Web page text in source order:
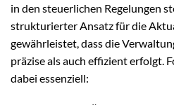
in den steuerlichen Regelungen
strukturierter Ansatz für die
gewährleistet, dass die
präzise als auch effizient erfolgt.
dabei essenziell: